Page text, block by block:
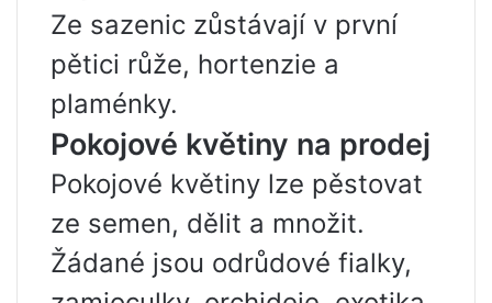
Ze sazenic zůstávají v první
pětici růže, hortenzie a
plaménky.
Pokojové květiny na prodej
Pokojové květiny lze pěstovat
ze semen, dělit a množit.
Žádané jsou odrůdové fialky,